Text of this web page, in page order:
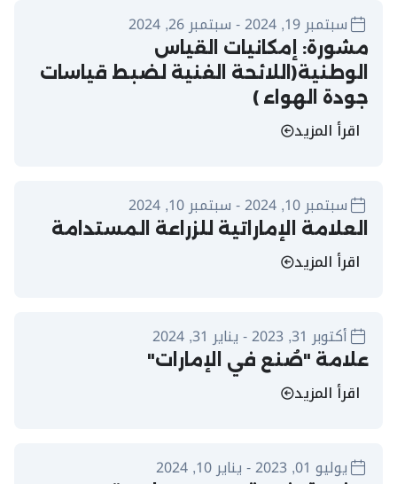
سبتمبر 19, 2024 - سبتمبر 26, 2024
مشورة: إمكانيات القياس
الوطنية(اللائحة الفنية لضبط قياسات
جودة الهواء )
اقرأ المزيد
سبتمبر 10, 2024 - سبتمبر 10, 2024
العلامة الإماراتية للزراعة المستدامة
اقرأ المزيد
أكتوبر 31, 2023 - يناير 31, 2024
علامة "صُنع في الإمارات"
اقرأ المزيد
يوليو 01, 2023 - يناير 10, 2024